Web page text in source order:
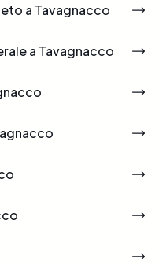
a Tavagnacco
a Tavagnacco